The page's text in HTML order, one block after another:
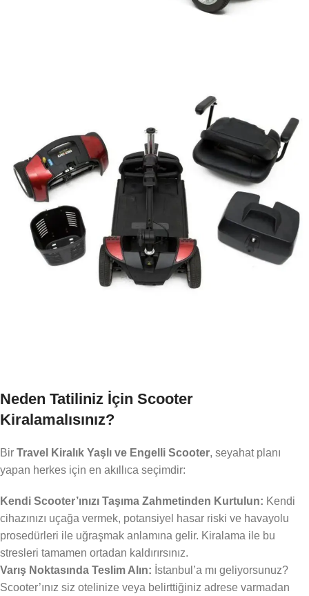
Neden Tatiliniz İçin Scooter
Kiralamalısınız?
Bir Travel Kiralık Yaşlı ve Engelli Scooter, seyahat planı
yapan herkes için en akıllıca seçimdir:
Kendi Scooter’ınızı Taşıma Zahmetinden Kurtulun: Kendi
cihazınızı uçağa vermek, potansiyel hasar riski ve havayolu
prosedürleri ile uğraşmak anlamına gelir. Kiralama ile bu
stresleri tamamen ortadan kaldırırsınız.
Varış Noktasında Teslim Alın: İstanbul’a mı geliyorsunuz?
Scooter’ınız siz otelinize veya belirttiğiniz adrese varmadan